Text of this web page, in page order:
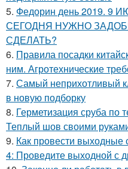
5. Федорин день 2019.
СЕГОДНЯ НУЖНО
СДЕЛАТЬ?
6. Правила посадки
ним. Агротехнические
7. Самый неприхотливый
в новую подборку
8. Герметизация сруба по
Теплый шов своими
9. Как провести выходные
4: Проведите выходной с